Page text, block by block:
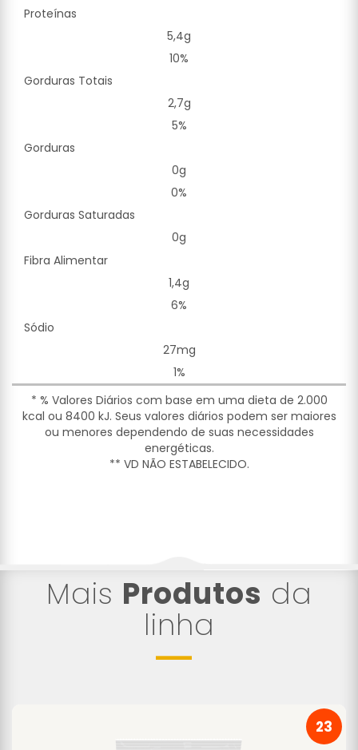
Proteínas
5,4g
10%
Gorduras Totais
2,7g
5%
Gorduras
0g
0%
Gorduras Saturadas
0g
Fibra Alimentar
1,4g
6%
Sódio
27mg
1%
* % Valores Diários com base em uma dieta de 2.000
kcal ou 8400 kJ. Seus valores diários podem ser maiores
ou menores dependendo de suas necessidades
energéticas.
** VD NÃO ESTABELECIDO.
Mais Produtos da
linha
23